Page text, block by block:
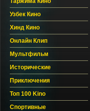
Узбек Кино
Хинд Кино
Онлайн Клип
Мультфильм
Исторические
Приключения
Топ 100 Kino
Спортивные